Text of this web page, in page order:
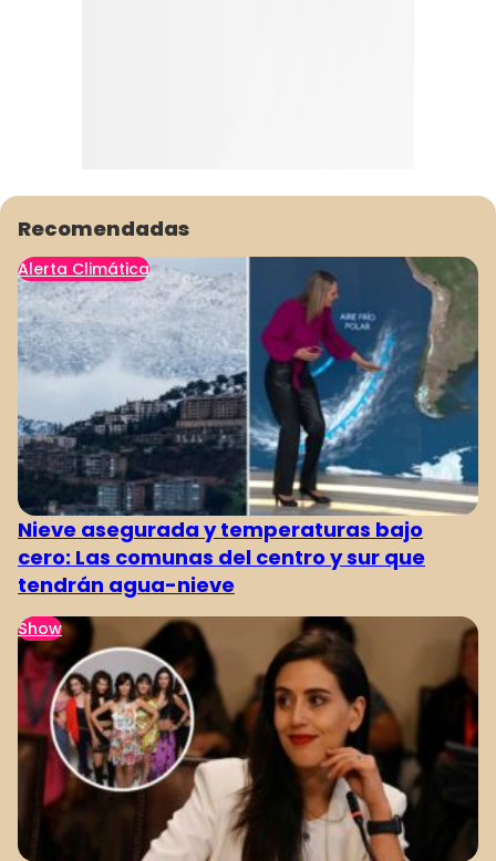
Recomendadas
Alerta Climática
Nieve asegurada y temperaturas bajo
cero: Las comunas del centro y sur que
tendrán agua-nieve
Show